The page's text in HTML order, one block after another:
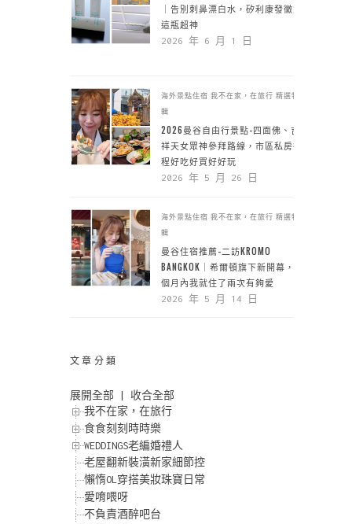
｜告別刺鼻漂白水，矽利康發黴靠
這瓶超神
2026 年 6 月 1 日
海外景點住宿 我不在家，在旅行 精選特
輯
2026曼谷自由行景點-四面佛、吉
祥天女眾神參拜路線，市區私房行
程好吃好買好好玩
2026 年 5 月 26 日
海外景點住宿 我不在家，在旅行 精選特
輯
曼谷住宿推薦-二訪KROMO
BANGKOK｜希爾頓旗下新開幕，一
個月內我就住了兩次有夠愛
2026 年 5 月 14 日
文章分類
展開全部
收合全部
我不在家，在旅行
食食刻刻時時樂
WEDDINGS老編婚禮人
老屋翻新裝潢新家細節控
懶惰OL穿搭美妝珠寶日常
愛唷喂呀
不負責酒醉吧台